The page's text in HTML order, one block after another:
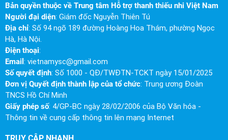
Bản quyền thuộc về Trung tâm Hỗ trợ thanh thiếu nhi Việt Nam
Người đại diện: Giám đốc Nguyễn Thiên Tú
Địa chỉ: Số 94 ngõ 189 đường Hoàng Hoa Thám, phường Ngọc
Hà, Hà Nội.
Điện thoại:
Email : vietnamysc@gmail.com
Số quyết định: Số 1000 - QĐ/TWĐTN-TCKT ngày 15/01/2025
Đơn vị Quyết định thành lập của tổ chức: Trung ương Đoàn
TNCS Hồ Chí Minh
Giấy phép số: 4/GP-BC ngày 28/02/2006 của Bộ Văn hóa -
Thông tin về cung cấp thông tin lên mạng Internet